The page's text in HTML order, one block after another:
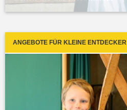
ANGEBOTE FÜR KLEINE ENTDECKER